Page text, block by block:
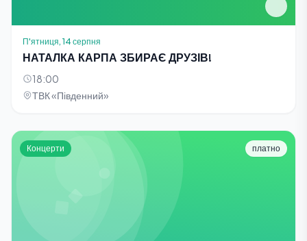
П'ятниця, 14 серпня
НАТАЛКА КАРПА ЗБИРАЄ ДРУЗІВ!
18:00
ТВК «Південний»
Концерти платно